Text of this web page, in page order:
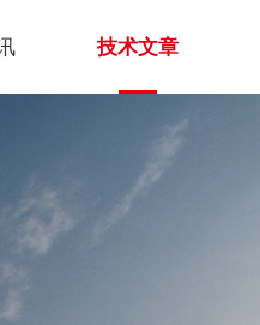
技术文章